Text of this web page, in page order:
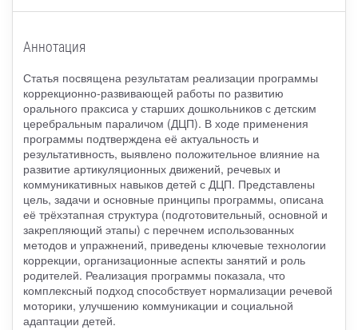
Аннотация
Статья посвящена результатам реализации программы
коррекционно-развивающей работы по развитию
орального праксиса у старших дошкольников с детским
церебральным параличом (ДЦП). В ходе применения
программы подтверждена её актуальность и
результативность, выявлено положительное влияние на
развитие артикуляционных движений, речевых и
коммуникативных навыков детей с ДЦП. Представлены
цель, задачи и основные принципы программы, описана
её трёхэтапная структура (подготовительный, основной и
закрепляющий этапы) с перечнем использованных
методов и упражнений, приведены ключевые технологии
коррекции, организационные аспекты занятий и роль
родителей. Реализация программы показала, что
комплексный подход способствует нормализации речевой
моторики, улучшению коммуникации и социальной
адаптации детей.